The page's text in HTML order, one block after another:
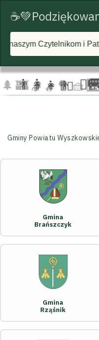
☁️ 🦅
🌲 🏰 🏕️ 🔥 🌳 🧺🌉
🚐
🚴‍♀️ 🏃‍♂️
👨‍👩‍👧‍👦
Gminy Powiatu
Gmina
Brańszczyk
Gmina
Rząśnik
i Patronom za